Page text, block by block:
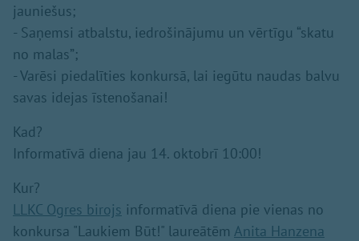
jauniešus;
- Saņemsi atbalstu, iedrošinājumu un vērtīgu “skatu
no malas”;
- Varēsi piedalīties konkursā, lai iegūtu naudas balvu
savas idejas īstenošanai!
Kad?
Informatīvā diena jau 14. oktobrī 10:00!
Kur?
LLKC Ogres birojs informatīvā diena pie vienas no
konkursa "Laukiem Būt!" laureātēm Anita Hanzena